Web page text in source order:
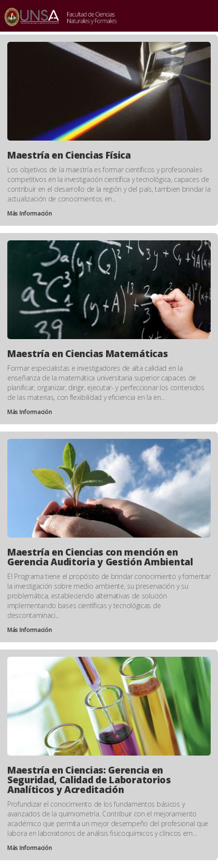
INICIO SLIDER PUBLICACIONES
Slider
Maestría en Ciencias Física
Los objetivos de la maestría es formar científicos y profesionales
competitivos en la investigación científica y tecnológica, capaces de
contribuir en el desarrollo de la región y del país, tambien brindar la
actualización de conocimientos en...
Más Información
Maestría en Ciencias Matemáticas
Formar especialistas e investigadores de alta calidad en la
enseñanza de la matemática universitaria superior capaces de
planificar, organizar, dirigir, ejecutar- y perfeccionar los contenidos
de las materias, con flexibilidad y eficiencia en la en...
Más Información
Maestría en Ciencias con mención en
Gerencia Auditoria y Gestión Ambiental
El Programa tiene el propósito de brindar conocimiento y fomentar
la investigación sobre medio ambiente, su preservación y su
problemática, estableciendo alternativas de solución
implementando bases científicas y tecnológicas de
descontaminaci...
Más Información
Maestría en Ciencias: Gerencia en
Seguridad, Calidad de Laboratorios
Analíticos y Acreditación
Profundizar el conocimiento de los fundamentos básicos y
avanzados de la quimiometría. Contribuir con el mejoramiento
académico que permita un mejor desempeño del profesional que
labora en laboratorios de análisis fisicoquímicos y clínicos em...
Más Información